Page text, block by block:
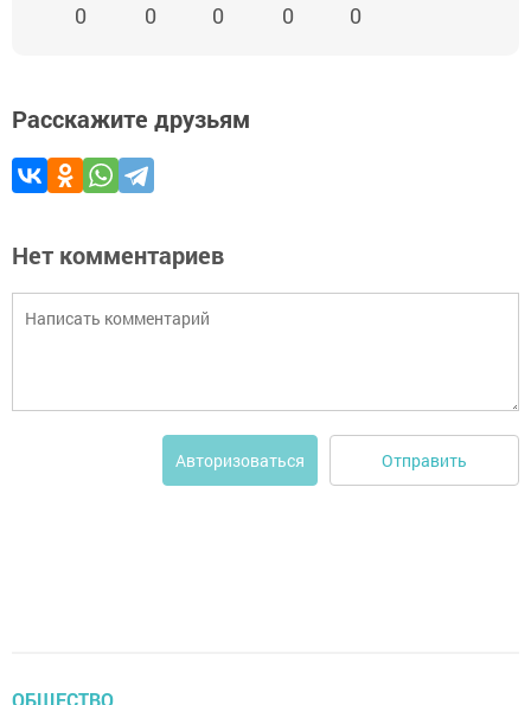
0 0 0 0 0
Расскажите друзьям
Нет комментариев
Авторизоваться Отправить